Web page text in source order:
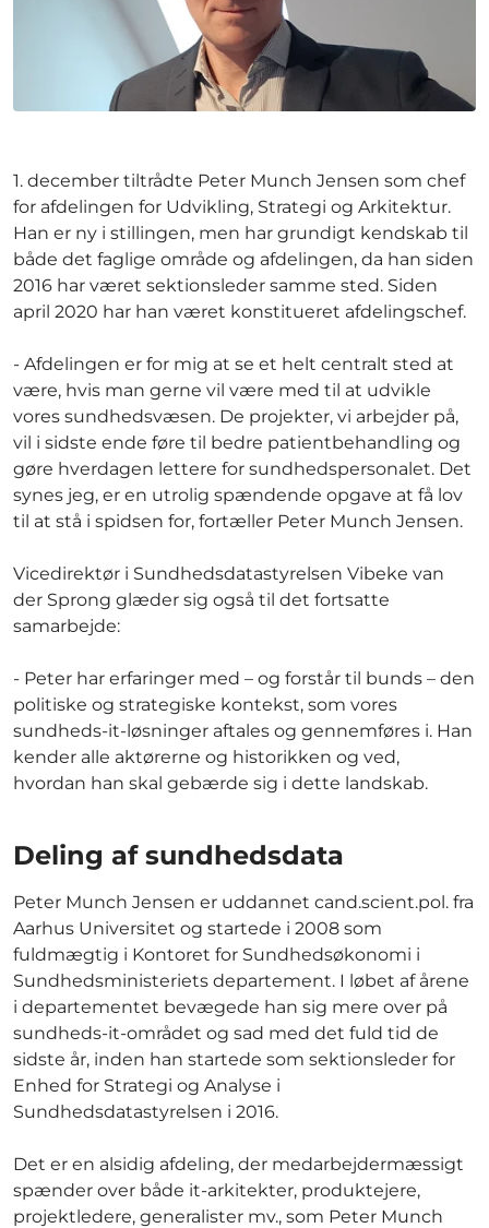
1. december tiltrådte Peter Munch Jensen som chef
for afdelingen for Udvikling, Strategi og Arkitektur.
Han er ny i stillingen, men har grundigt kendskab til
både det faglige område og afdelingen, da han siden
2016 har været sektionsleder samme sted. Siden
april 2020 har han været konstitueret afdelingschef.
- Afdelingen er for mig at se et helt centralt sted at
være, hvis man gerne vil være med til at udvikle
vores sundhedsvæsen. De projekter, vi arbejder på,
vil i sidste ende føre til bedre patientbehandling og
gøre hverdagen lettere for sundhedspersonalet. Det
synes jeg, er en utrolig spændende opgave at få lov
til at stå i spidsen for, fortæller Peter Munch Jensen.
Vicedirektør i Sundhedsdatastyrelsen Vibeke van
der Sprong glæder sig også til det fortsatte
samarbejde:
- Peter har erfaringer med – og forstår til bunds – den
politiske og strategiske kontekst, som vores
sundheds-it-løsninger aftales og gennemføres i. Han
kender alle aktørerne og historikken og ved,
hvordan han skal gebærde sig i dette landskab.
Deling af sundhedsdata
Peter Munch Jensen er uddannet cand.scient.pol. fra
Aarhus Universitet og startede i 2008 som
fuldmægtig i Kontoret for Sundhedsøkonomi i
Sundhedsministeriets departement. I løbet af årene
i departementet bevægede han sig mere over på
sundheds-it-området og sad med det fuld tid de
sidste år, inden han startede som sektionsleder for
Enhed for Strategi og Analyse i
Sundhedsdatastyrelsen i 2016.
Det er en alsidig afdeling, der medarbejdermæssigt
spænder over både it-arkitekter, produktejere,
projektledere, generalister mv., som Peter Munch